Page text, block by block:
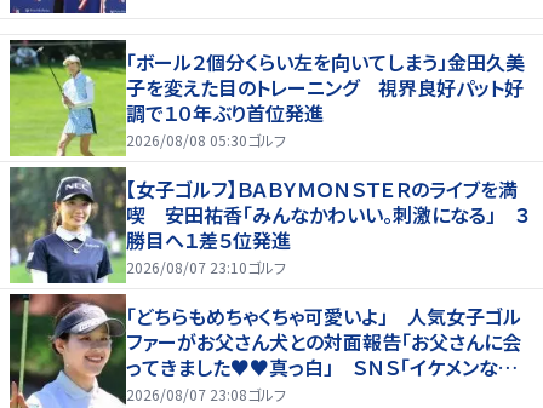
「ボール２個分くらい左を向いてしまう」金田久美
子を変えた目のトレーニング 視界良好パット好
調で１０年ぶり首位発進
2026/08/08 05:30ゴルフ
【女子ゴルフ】ＢＡＢＹＭＯＮＳＴＥＲのライブを満
喫 安田祐香「みんなかわいい。刺激になる」 ３
勝目へ１差５位発進
2026/08/07 23:10ゴルフ
「どちらもめちゃくちゃ可愛いよ」 人気女子ゴル
ファーがお父さん犬との対面報告「お父さんに会
ってきました♥♥真っ白」 ＳＮＳ「イケメンなお
父さん」「白戸家入りするんですか？」
2026/08/07 23:08ゴルフ